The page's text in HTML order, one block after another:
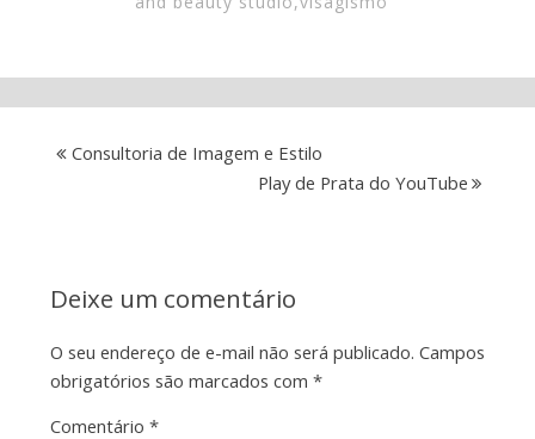
Consultoria de Imagem e Estilo
Play de Prata do YouTube
Deixe um comentário
O seu endereço de e-mail não será publicado. Campos
obrigatórios são marcados com *
Comentário *